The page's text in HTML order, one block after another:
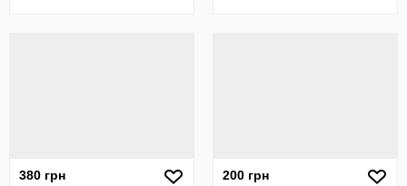
380 грн
200 грн